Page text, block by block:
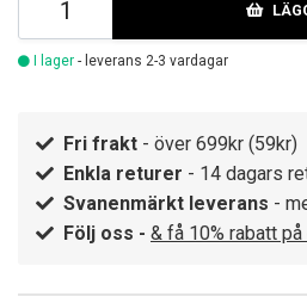
I lager - leverans 2-3 vardagar
Fri frakt - över 699kr (59kr)
Enkla returer - 14 dagars
Svanenmärkt leverans -
Följ oss - & få 10% rabatt